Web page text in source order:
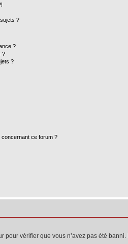
?
?
?
?
ce forum ?
pour vérifier que vous n’avez pas été